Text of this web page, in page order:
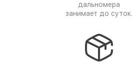
дальномера
занимает до суток.